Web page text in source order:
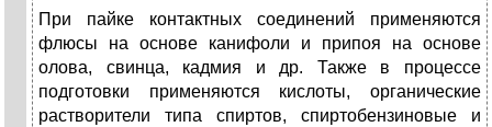
При пайке контактных соединений применяются
флюсы на основе канифоли и припоя на основе
олова, свинца, кадмия и др. Также в процессе
подготовки применяются кислоты, органические
растворители типа спиртов, спиртобензиновые и